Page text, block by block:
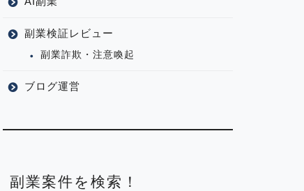
副業検証レビュー
副業詐欺・注意喚起
ブログ運営
副業案件を検索！